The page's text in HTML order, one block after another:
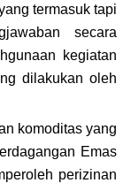
termasuk tapi
secara
kegiatan
dilakukan oleh
komoditas yang
Emas
perizinan